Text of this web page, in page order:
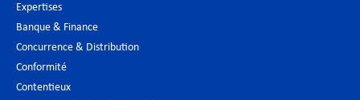
Expertises
Banque & Finance
Concurrence & Distribution
Conformité
Contentieux